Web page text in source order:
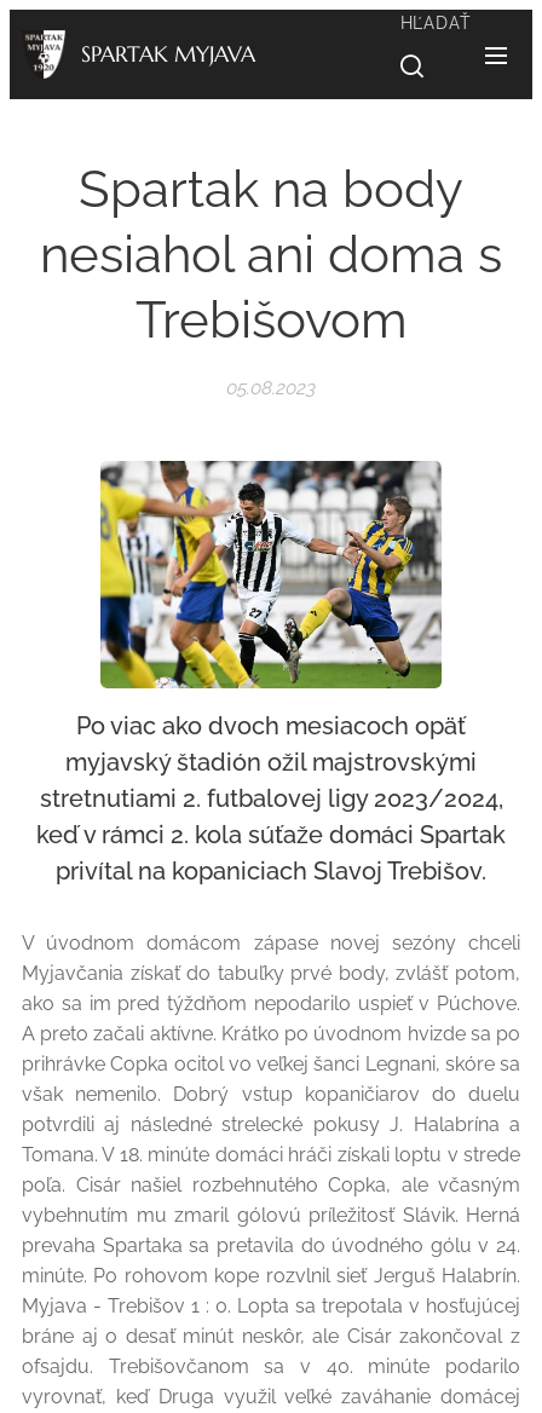
SPARTAK MYJAVA
HĽADAŤ
Spartak na body
nesiahol ani doma s
Trebišovom
05.08.2023
Po viac ako dvoch mesiacoch opäť
myjavský štadión ožil majstrovskými
stretnutiami 2. futbalovej ligy 2023/2024,
keď v rámci 2. kola súťaže domáci Spartak
privítal na kopaniciach Slavoj Trebišov.
V úvodnom domácom zápase novej sezóny chceli
Myjavčania získať do tabuľky prvé body, zvlášť potom,
ako sa im pred týždňom nepodarilo uspieť v Púchove.
A preto začali aktívne. Krátko po úvodnom hvizde sa po
prihrávke Copka ocitol vo veľkej šanci Legnani, skóre sa
však nemenilo. Dobrý vstup kopaničiarov do duelu
potvrdili aj následné strelecké pokusy J. Halabrína a
Tomana. V 18. minúte domáci hráči získali loptu v strede
poľa. Cisár našiel rozbehnutého Copka, ale včasným
vybehnutím mu zmaril gólovú príležitosť Slávik. Herná
prevaha Spartaka sa pretavila do úvodného gólu v 24.
minúte. Po rohovom kope rozvlnil sieť Jerguš Halabrín.
Myjava - Trebišov 1 : 0. Lopta sa trepotala v hosťujúcej
bráne aj o desať minút neskôr, ale Cisár zakončoval z
ofsajdu. Trebišovčanom sa v 40. minúte podarilo
vyrovnať, keď Druga využil veľké zaváhanie domácej